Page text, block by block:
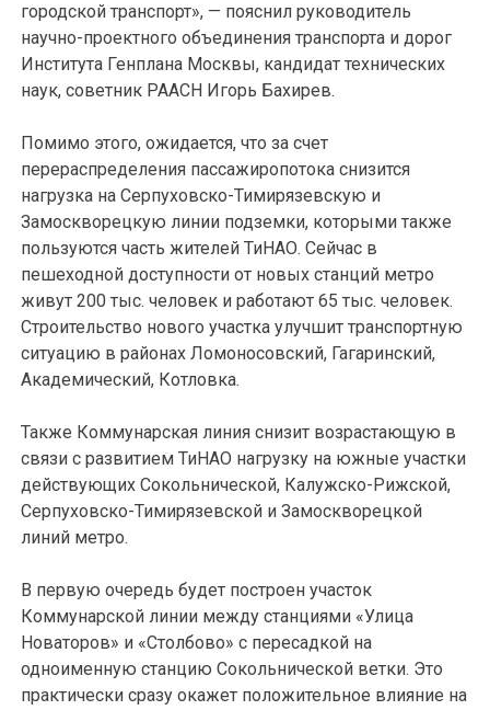
городской транспорт», — пояснил руководитель
научно-проектного объединения транспорта и дорог
Института Генплана Москвы, кандидат технических
наук, советник РААСН Игорь Бахирев.
Помимо этого, ожидается, что за счет
перераспределения пассажиропотока снизится
нагрузка на Серпуховско-Тимирязевскую и
Замоскворецкую линии подземки, которыми также
пользуются часть жителей ТиНАО. Сейчас в
пешеходной доступности от новых станций метро
живут 200 тыс. человек и работают 65 тыс. человек.
Строительство нового участка улучшит транспортную
ситуацию в районах Ломоносовский, Гагаринский,
Академический, Котловка.
Также Коммунарская линия снизит возрастающую в
связи с развитием ТиНАО нагрузку на южные участки
действующих Сокольнической, Калужско-Рижской,
Серпуховско-Тимирязевской и Замоскворецкой
линий метро.
В первую очередь будет построен участок
Коммунарской линии между станциями «Улица
Новаторов» и «Столбово» с пересадкой на
одноименную станцию Сокольнической ветки. Это
практически сразу окажет положительное влияние на